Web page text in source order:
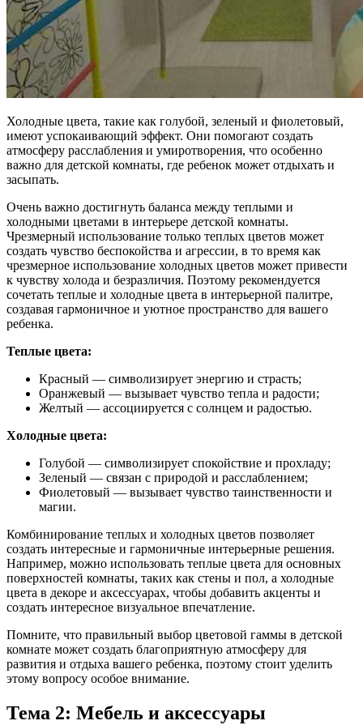
Холодные цвета, такие как голубой, зеленый и фиолетовый,
имеют успокаивающий эффект. Они помогают создать
атмосферу расслабления и умиротворения, что особенно
важно для детской комнаты, где ребенок может отдыхать и
засыпать.
Очень важно достигнуть баланса между теплыми и
холодными цветами в интерьере детской комнаты.
Чрезмерный использование только теплых цветов может
создать чувство беспокойства и агрессии, в то время как
чрезмерное использование холодных цветов может привести
к чувству холода и безразличия. Поэтому рекомендуется
сочетать теплые и холодные цвета в интерьерной палитре,
создавая гармоничное и уютное пространство для вашего
ребенка.
Теплые цвета:
Красный — символизирует энергию и страсть;
Оранжевый — вызывает чувство тепла и радости;
Желтый — ассоциируется с солнцем и радостью.
Холодные цвета:
Голубой — символизирует спокойствие и прохладу;
Зеленый — связан с природой и расслаблением;
Фиолетовый — вызывает чувство таинственности и
магии.
Комбинирование теплых и холодных цветов позволяет
создать интересные и гармоничные интерьерные решения.
Например, можно использовать теплые цвета для основных
поверхностей комнаты, таких как стены и пол, а холодные
цвета в декоре и аксессуарах, чтобы добавить акценты и
создать интересное визуальное впечатление.
Помните, что правильный выбор цветовой гаммы в детской
комнате может создать благоприятную атмосферу для
развития и отдыха вашего ребенка, поэтому стоит уделить
этому вопросу особое внимание.
Тема 2: Мебель и аксессуары